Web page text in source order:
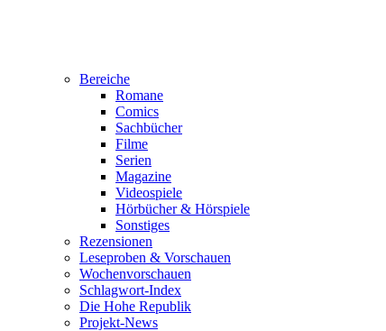
Bereiche
Romane
Comics
Sachbücher
Filme
Serien
Magazine
Videospiele
Hörbücher & Hörspiele
Sonstiges
Rezensionen
Leseproben & Vorschauen
Wochenvorschauen
Schlagwort-Index
Die Hohe Republik
Projekt-News